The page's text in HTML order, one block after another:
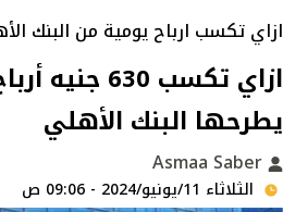
ازاي تكسب ارباح يومية من البنك
ازاي تكسب
يطرحها البنك الأهلي
الثلاثاء 11/يونيو/2024 - 09:06 ص